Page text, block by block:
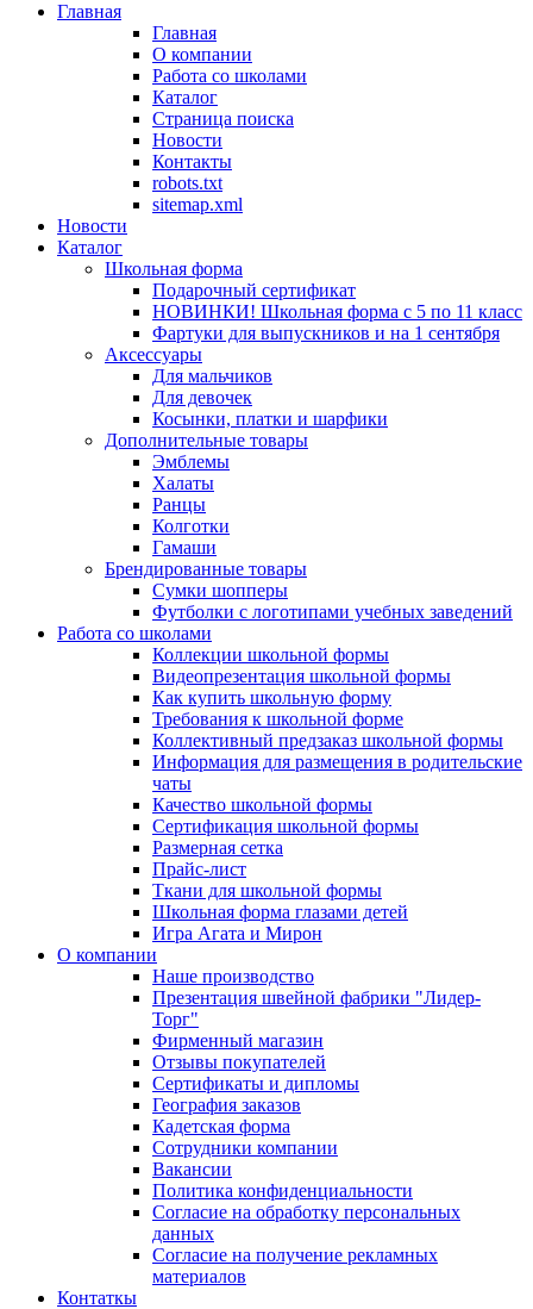
Главная
Главная
О компании
Работа со школами
Каталог
Страница поиска
Новости
Контакты
robots.txt
sitemap.xml
Новости
Каталог
Школьная форма
Подарочный сертификат
НОВИНКИ! Школьная форма с 5 по 11 класс
Фартуки для выпускников и на 1 сентября
Аксессуары
Для мальчиков
Для девочек
Косынки, платки и шарфики
Дополнительные товары
Эмблемы
Халаты
Ранцы
Колготки
Гамаши
Брендированные товары
Сумки шопперы
Футболки с логотипами учебных заведений
Работа со школами
Коллекции школьной формы
Видеопрезентация школьной формы
Как купить школьную форму
Требования к школьной форме
Коллективный предзаказ школьной формы
Информация для размещения в родительские
чаты
Качество школьной формы
Сертификация школьной формы
Размерная сетка
Прайс-лист
Ткани для школьной формы
Школьная форма глазами детей
Игра Агата и Мирон
О компании
Наше производство
Презентация швейной фабрики "Лидер-
Торг"
Фирменный магазин
Отзывы покупателей
Сертификаты и дипломы
География заказов
Кадетская форма
Сотрудники компании
Вакансии
Политика конфиденциальности
Согласие на обработку персональных
данных
Согласие на получение рекламных
материалов
Контаткы